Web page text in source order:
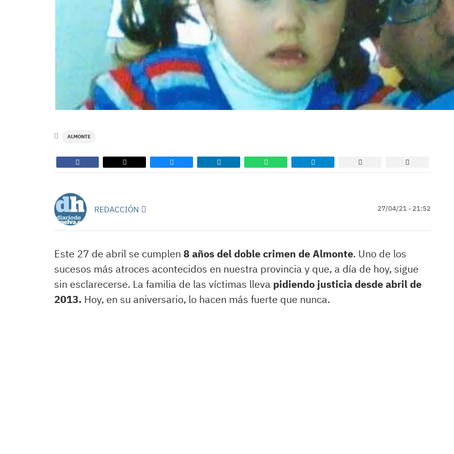
ALMONTE
REDACCIÓN 27/04/21 - 21:52
Este 27 de abril se cumplen 8 años del doble crimen de Almonte. Uno de los
sucesos más atroces acontecidos en nuestra provincia y que, a día de hoy, sigue
sin esclarecerse. La familia de las víctimas lleva pidiendo justicia desde abril de
2013. Hoy, en su aniversario, lo hacen más fuerte que nunca.